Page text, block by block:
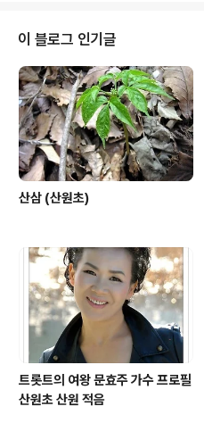
이 블로그 인기글
산삼 (산원초)
트롯트의 여왕 문효주 가수 프로필
산원초 산원 적음